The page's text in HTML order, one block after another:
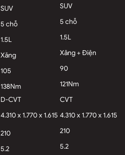
SUV SUV
5 chỗ 5 chỗ
1.5L 1.5L
Xăng Xăng + Điện
105 90
138Nm 121Nm
D-CVT CVT
4.310 x 1.770 x 1.615 4.310 x 1.770 x 1.615
210 210
5.2 5.2